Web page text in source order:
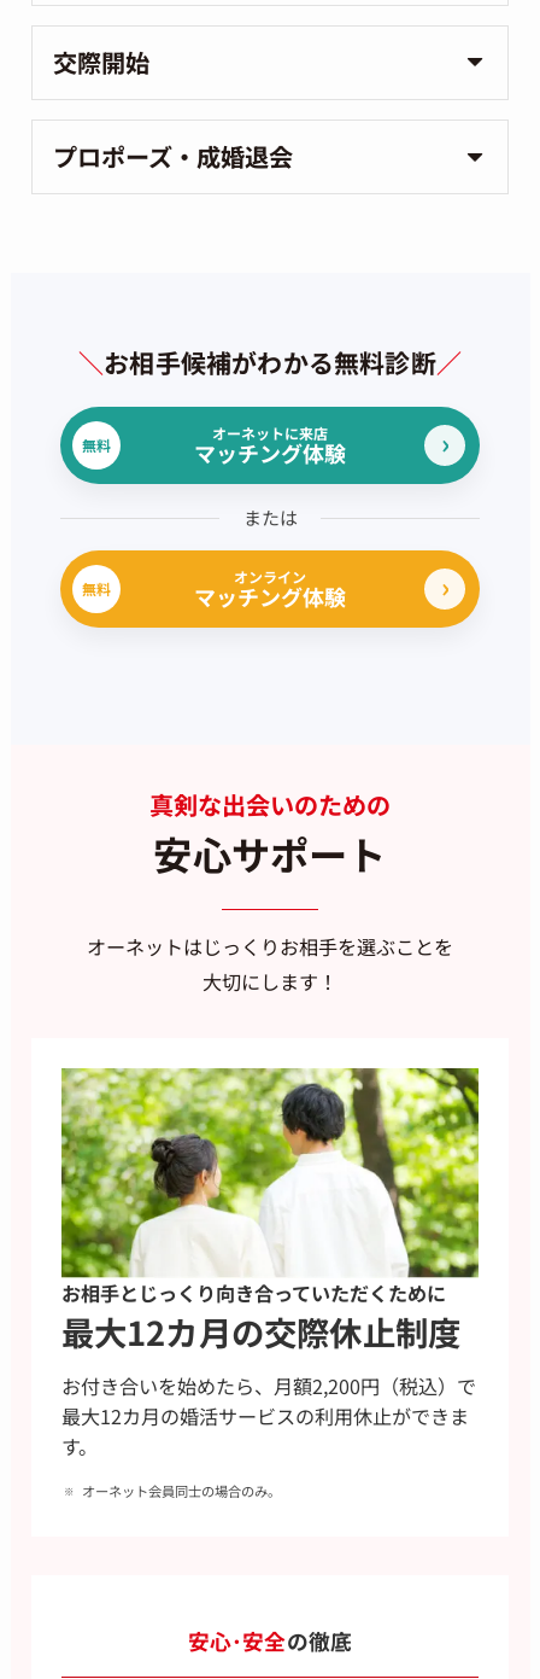
交際開始
プロポーズ・成婚退会
＼お相手候補がわかる無料診断／
無料
オーネットに来店
マッチング体験
または
無料
オンライン
マッチング体験
真剣な出会いのための
安心サポート
オーネットはじっくりお相手を選ぶことを
大切にします！
お相手とじっくり向き合っていただくために
最大12カ月の交際休止制度
お付き合いを始めたら、月額2,200円（税込）で
最大12カ月の婚活サービスの利用休止ができま
す。
オーネット会員同士の場合のみ。
安心･安全の徹底